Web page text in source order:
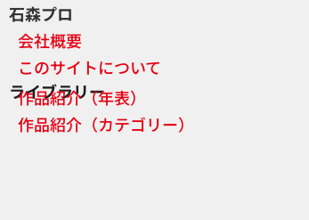
石森プロ
会社概要
このサイトについて
ライブラリー
作品紹介（年表）
作品紹介（カテゴリー）